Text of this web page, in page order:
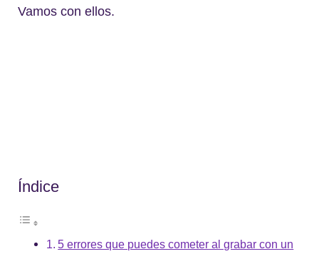
Vamos con ellos.
Índice
5 errores que puedes cometer al grabar con un